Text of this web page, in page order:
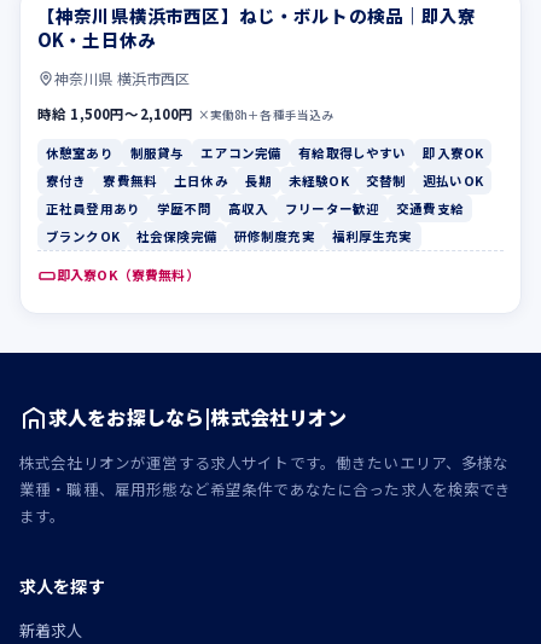
休憩室あり 制服貸与
【神奈川県横浜市西区】ねじ・ボルトの検品｜即入寮
OK・土日休み
神奈川県 横浜市西区
時給 1,500円〜2,100円 ×実働8h＋各種手当込み
休憩室あり 制服貸与 エアコン完備 有給取得しやすい
即入寮OK
寮付き
寮費無料 土日休み 長期 未経験OK 交替制
週払いOK
正社員登用あり
学歴不問 高収入 フリーター歓迎
交通費支給
ブランクOK
社会保険完備 研修制度充実 福利厚生充実
即入寮OK（寮費無料）
求人をお探しなら|株式会社リオン
株式会社リオンが運営する求人サイトです。働きたいエリア、多様な
業種・職種、雇用形態など希望条件であなたに合った求人を検索でき
ます。
求人を探す
新着求人